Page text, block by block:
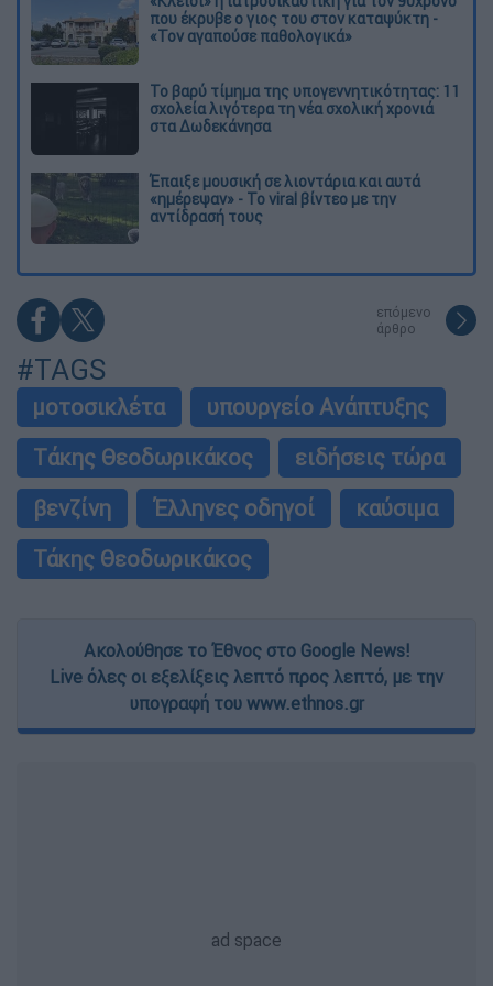
που έκρυβε ο γιος του στον καταψύκτη -
«Τον αγαπούσε παθολογικά»
Το βαρύ τίμημα της υπογεννητικότητας: 11
σχολεία λιγότερα τη νέα σχολική χρονιά
στα Δωδεκάνησα
Έπαιξε μουσική σε λιοντάρια και αυτά
«ημέρεψαν» - Το viral βίντεο με την
αντίδρασή τους
επόμενο
άρθρο
#TAGS
μοτοσικλέτα
υπουργείο Ανάπτυξης
Tάκης Θεοδωρικάκος
ειδήσεις τώρα
βενζίνη
Έλληνες οδηγοί
καύσιμα
Τάκης Θεοδωρικάκος
Ακολούθησε το Έθνος στο Google News!
Live όλες οι εξελίξεις λεπτό προς λεπτό, με την
υπογραφή του www.ethnos.gr